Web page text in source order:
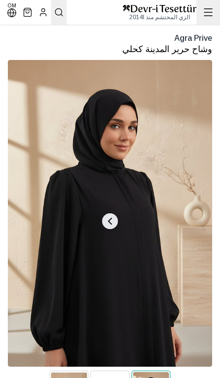
الزي المحتشم منذ 2014l
OM
Agra Prive
وشاح حرير المدينة كحلي